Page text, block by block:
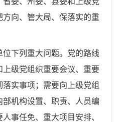
向、管大局、保落实的重
位下列重大问题。党的路线
级党组织重要会议、重要
实事项；需要向上级党组
机构设置、职责、人员编
事任免、重大项目安排、